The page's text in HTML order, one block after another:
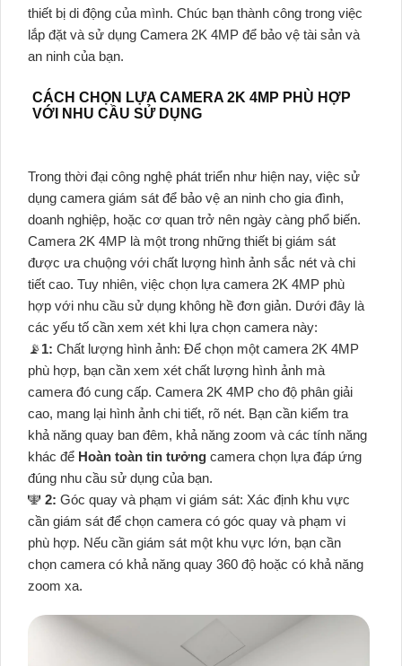
thiết bị di động của mình. Chúc bạn thành công trong việc
lắp đặt và sử dụng Camera 2K 4MP để bảo vệ tài sản và
an ninh của bạn.
CÁCH CHỌN LỰA CAMERA 2K 4MP PHÙ HỢP
VỚI NHU CẦU SỬ DỤNG
Trong thời đại công nghệ phát triển như hiện nay, việc sử
dụng camera giám sát để bảo vệ an ninh cho gia đình,
doanh nghiệp, hoặc cơ quan trở nên ngày càng phổ biến.
Camera 2K 4MP là một trong những thiết bị giám sát
được ưa chuộng với chất lượng hình ảnh sắc nét và chi
tiết cao. Tuy nhiên, việc chọn lựa camera 2K 4MP phù
hợp với nhu cầu sử dụng không hề đơn giản. Dưới đây là
các yếu tố cần xem xét khi lựa chọn camera này:
📡1: Chất lượng hình ảnh: Để chọn một camera 2K 4MP
phù hợp, bạn cần xem xét chất lượng hình ảnh mà
camera đó cung cấp. Camera 2K 4MP cho độ phân giải
cao, mang lại hình ảnh chi tiết, rõ nét. Bạn cần kiểm tra
khả năng quay ban đêm, khả năng zoom và các tính năng
khác để Hoàn toàn tin tưởng camera chọn lựa đáp ứng
đúng nhu cầu sử dụng của bạn.
️🕎 2: Góc quay và phạm vi giám sát: Xác định khu vực
cần giám sát để chọn camera có góc quay và phạm vi
phù hợp. Nếu cần giám sát một khu vực lớn, bạn cần
chọn camera có khả năng quay 360 độ hoặc có khả năng
zoom xa.